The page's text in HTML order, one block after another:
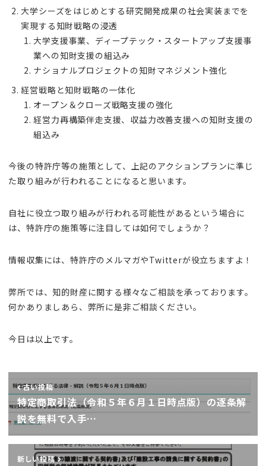
大学シーズをはじめとする研究開発成果の社会実装までを
実現する知財戦略の浸透
大学支援事業、ディープテック・スタートアップ支援事
業への知財支援の組込み
ナショナルプロジェクトの知財マネジメント強化
経営戦略と知財戦略の一体化
オープン＆クローズ戦略支援の強化
経営力再構築伴走支援、収益力改善支援への知財支援の
組込み
今後の特許庁等の施策として、上記のアクションプランに準じ
た取り組みが行われることになると思います。
自社に役立つ取り組みが行われる可能性があるという場合に
は、特許庁の施策等に注目しては如何でしょうか？
情報収集には、特許庁のメルマガやTwitterが役立ちますよ！
弊所では、知的財産に関する様々なご相談を承っております。
何かありましあら、弊所に是非ご相談ください。
今日は以上です。
古い投稿
特定商取引法（令和５年６月１日時点版）の逐条解
説を無料で入手…
新しい投稿